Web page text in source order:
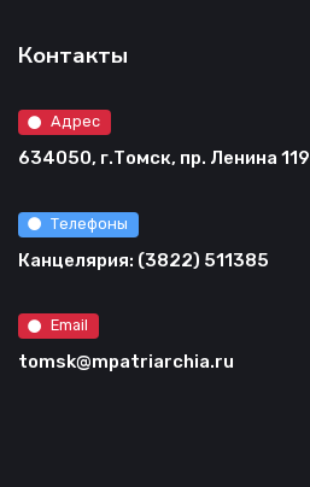
Контакты
Адрес
634050, г.Томск, пр. Ленина 119
Телефоны
Канцелярия: (3822) 511385
Email
tomsk@mpatriarchia.ru